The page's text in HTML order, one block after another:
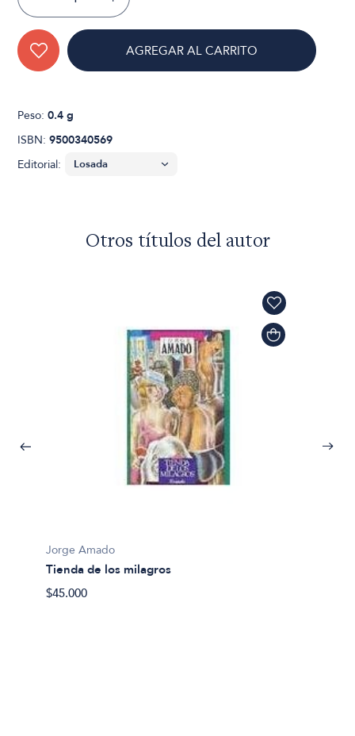
AGREGAR AL CARRITO
Peso:0.4 g
ISBN:9500340569
Editorial:
Otros títulos del autor
Jorge Amado
Tienda de los milagros
$45.000